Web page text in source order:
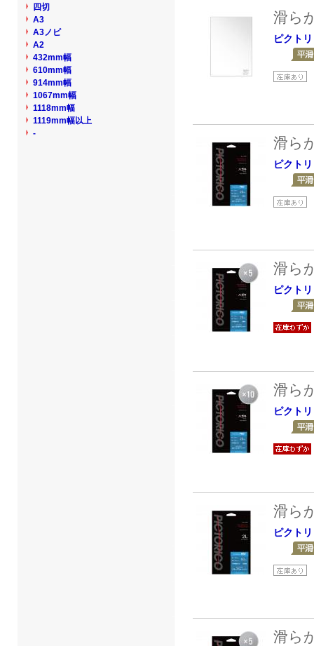
滑ら
ピクト
滑ら
ピクト
滑ら
ピクト
滑ら
ピクト
滑ら
ピクト
滑ら
四切
A3
A3ノビ
A2
432mm幅
610mm幅
914mm幅
1067mm幅
1118mm幅
1119mm幅以上
-